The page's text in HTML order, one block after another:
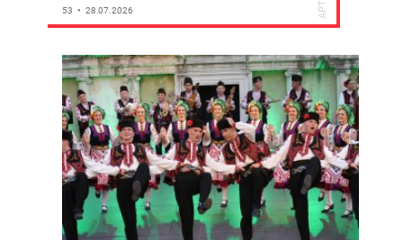
Пловдив, НИНКН съгласува проекта
53 28.07.2026